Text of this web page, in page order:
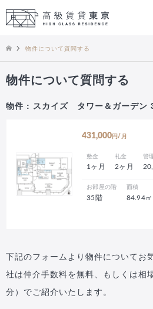
物件について質問する
物件について質問する
物件 : スカイズ タワー＆ガーデン
431,000 円/月
敷金
1ヶ月
礼金
2ヶ月
管
お部屋の階
35階
面積
84.94㎡
下記のフォームより物件についてお
社は仲介手数料を無料、もしくは相
分）でご紹介いたします。